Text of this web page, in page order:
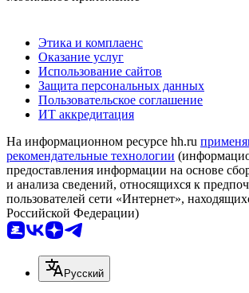
Этика и комплаенс
Оказание услуг
Использование сайтов
Защита персональных данных
Пользовательское соглашение
ИТ аккредитация
На информационном ресурсе hh.ru
рекомендательные технологии
предоставления информации на основе
и анализа сведений, относящихся к
пользователей сети «Интернет»,
Российской Федерации)
Русский